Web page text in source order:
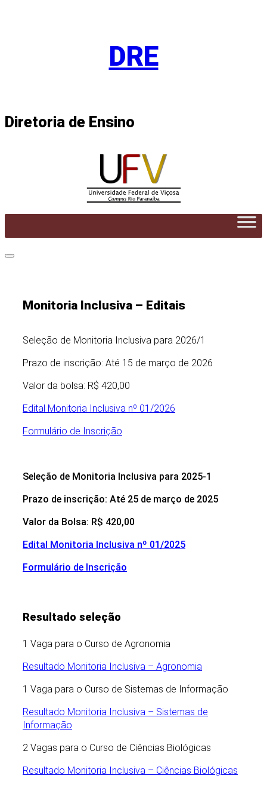
DRE
Diretoria de Ensino
Monitoria Inclusiva – Editais
Seleção de Monitoria Inclusiva para 2026/1
Prazo de inscrição: Até 15 de março de 2026
Valor da bolsa: R$ 420,00
Edital Monitoria Inclusiva nº 01/2026
Formulário de Inscrição
Seleção de Monitoria Inclusiva para 2025-1
Prazo de inscrição: Até 25 de março de 2025
Valor da Bolsa: R$ 420,00
Edital Monitoria Inclusiva nº 01/2025
Formulário de Inscrição
Resultado seleção
1 Vaga para o Curso de Agronomia
Resultado Monitoria Inclusiva – Agronomia
1 Vaga para o Curso de Sistemas de Informação
Resultado Monitoria Inclusiva – Sistemas de
Informação
2 Vagas para o Curso de Ciências Biológicas
Resultado Monitoria Inclusiva – Ciências Biológicas